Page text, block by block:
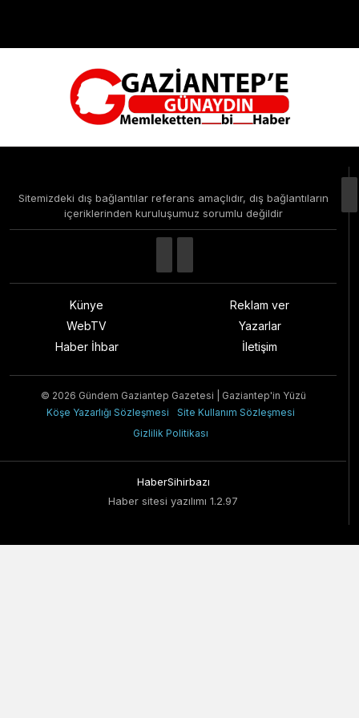
Teknoloji
Sitemizdeki dış bağlantılar referans amaçlıdır, dış bağlantıların
içeriklerinden kuruluşumuz sorumlu değildir
Künye
WebTV
Haber İhbar
Reklam ver
Yazarlar
İletişim
© 2026 Gündem Gaziantep Gazetesi | Gaziantep'in Yüzü
Köşe Yazarlığı Sözleşmesi
Site Kullanım Sözleşmesi
Gizlilik Politikası
HaberSihirbazı
Haber sitesi yazılımı 1.2.97